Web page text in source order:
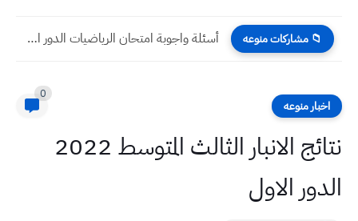
📁 مشاركات منوعه أسئلة واجوبة امتحان الرياضيات الدور الأول 2024 صف السادس علمي
اخبار منوعه
0
نتائج الانبار الثالث المتوسط 2022
الدور الاول